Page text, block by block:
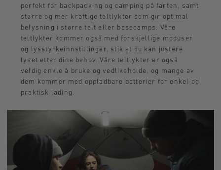
perfekt for backpacking og camping på farten, samt
større og mer kraftige teltlykter som gir optimal
belysning i større telt eller basecamps. Våre
teltlykter kommer også med forskjellige moduser
og lysstyrkeinnstillinger, slik at du kan justere
lyset etter dine behov. Våre teltlykter er også
veldig enkle å bruke og vedlikeholde, og mange av
dem kommer med oppladbare batterier for enkel og
praktisk lading.